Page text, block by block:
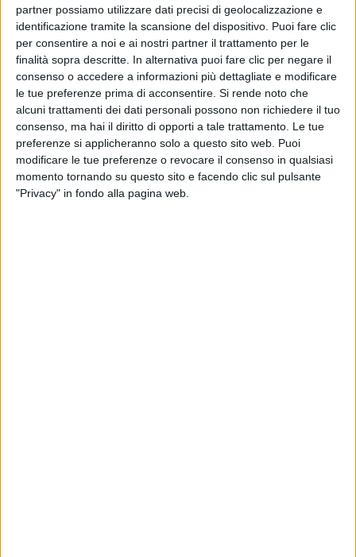
partner possiamo utilizzare dati precisi di geolocalizzazione e
identificazione tramite la scansione del dispositivo. Puoi fare clic
per consentire a noi e ai nostri partner il trattamento per le
finalità sopra descritte. In alternativa puoi fare clic per negare il
consenso o accedere a informazioni più dettagliate e modificare
le tue preferenze prima di acconsentire. Si rende noto che
alcuni trattamenti dei dati personali possono non richiedere il tuo
consenso, ma hai il diritto di opporti a tale trattamento. Le tue
preferenze si applicheranno solo a questo sito web. Puoi
modificare le tue preferenze o revocare il consenso in qualsiasi
momento tornando su questo sito e facendo clic sul pulsante
"Privacy" in fondo alla pagina web.
GIANNA NANNINI PREMIÈRE SEI
NELL'ANIMA
Sei nell’animasarà disponibile solo suNetflixdal
maggio . È tratto daCazzi Miei